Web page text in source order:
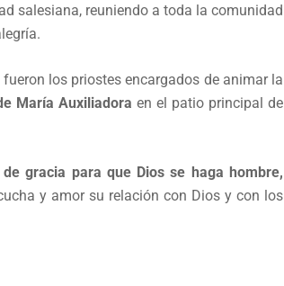
salesiana, reuniendo a toda la comunidad
los priostes encargados de animar la
María Auxiliadora en el patio principal de
gracia para que Dios se haga hombre,
y amor su relación con Dios y con los